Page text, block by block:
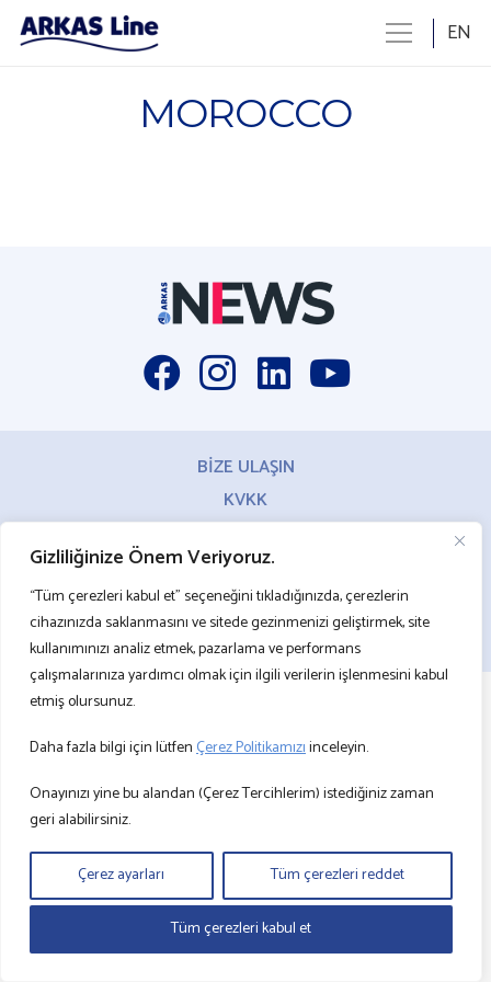
Gizliliğinize Önem Veriyoruz.
“Tüm çerezleri kabul et” seçeneğini tıkladığınızda, çerezlerin
cihazınızda saklanmasını ve sitede gezinmenizi geliştirmek, site
kullanımınızı analiz etmek, pazarlama ve performans
çalışmalarınıza yardımcı olmak için ilgili verilerin işlenmesini kabul
etmiş olursunuz.
Daha fazla bilgi için lütfenÇerez Politikamızıinceleyin.
Onayınızı yine bu alandan (Çerez Tercihlerim) istediğiniz zaman
geri alabilirsiniz.
Çerez ayarları Tüm çerezleri reddet
Tüm çerezleri kabul et
EN
MOROCCO
BİZE ULAŞIN
KVKK
BİLGİ TOPLUMU HİZMETLERİ
©2024 Arkas Konteyner Taşımacılık A.Ş. – Bu sitede kullanılan resim ve belgeler
orijinal olup tüm hakları ARKAS’a aittir.
İzinsiz kullanılamaz.Site Kullanım Koşulları ve Gizlilik Politikası